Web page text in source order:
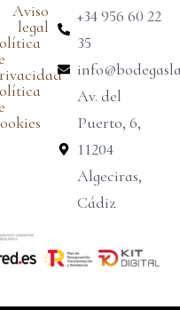
Aviso
legal
+34 956 60 22
35
Av. del
Puerto, 6,
11204
Algeciras,
Cádiz